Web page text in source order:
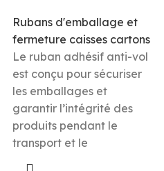
Rubans d'emballage et
fermeture caisses cartons
Le ruban adhésif anti-vol
est conçu pour sécuriser
les emballages et
garantir l’intégrité des
produits pendant le
transport et le